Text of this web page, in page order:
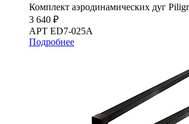
Комплект аэродинамических дуг
3 640 ₽
АРТ ED7-025A
Подробнее